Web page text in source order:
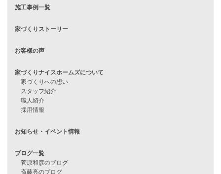
住宅ローンに不安がある方へ
住宅ローン審査に落ちた方・
他社で無理だと言われた方へ
住宅ローンのよくある質問
WOOD BOX
自由設計注文住宅
ハピネスシリーズ